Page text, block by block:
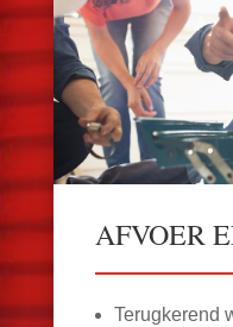
AFVOER
Terugkerend